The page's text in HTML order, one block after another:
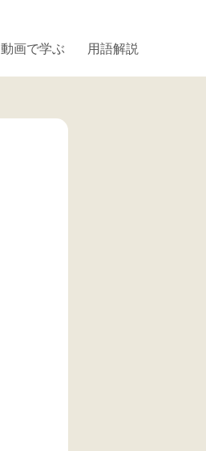
動画で学ぶ 用語解説